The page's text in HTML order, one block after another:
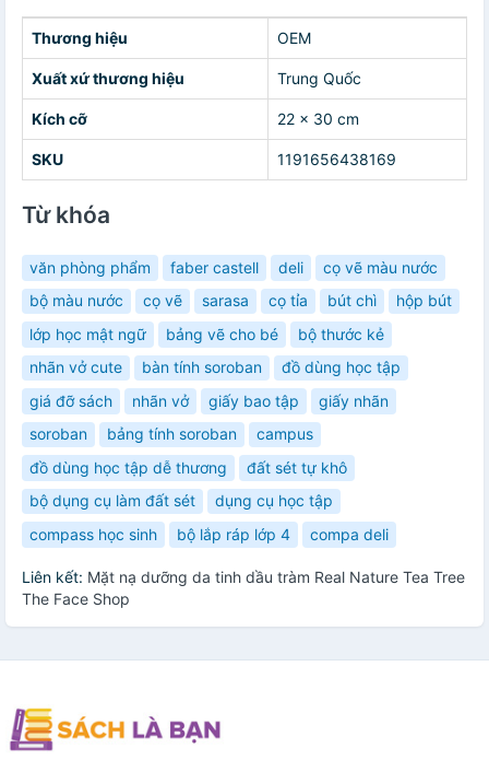
Thương hiệu OEM
Xuất xứ thương hiệu Trung Quốc
Kích cỡ 22 x 30 cm
SKU 1191656438169
Từ khóa
văn phòng phẩm faber castell deli
cọ vẽ màu nước
bộ màu nước
cọ vẽ sarasa cọ tỉa bút chì
hộp bút
lớp học mật ngữ
bảng vẽ cho bé
bộ thước kẻ
nhãn vở cute
bàn tính soroban
đồ dùng học tập
giá đỡ sách
nhãn vở giấy bao tập
giấy nhãn
soroban
bảng tính soroban
campus
đồ dùng học tập dễ thương
đất sét tự khô
bộ dụng cụ làm đất sét
dụng cụ học tập
compass học sinh
bộ lắp ráp lớp 4 compa deli
Liên kết: Mặt nạ dưỡng da tinh dầu tràm Real Nature Tea Tree
The Face Shop